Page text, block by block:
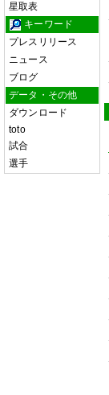
星取表
キーワード
プレスリリース
ニュース
ブログ
データ・その他
ダウンロード
toto
試合
選手